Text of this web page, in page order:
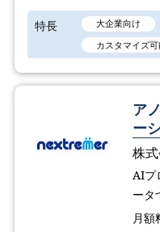
特長 大企業向け
カスタマイズ
ア
ー
株
AIプ
ータ
月額